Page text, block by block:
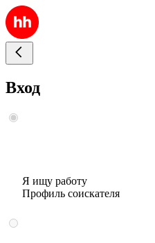
Вход
Я ищу работу
Профиль соискателя